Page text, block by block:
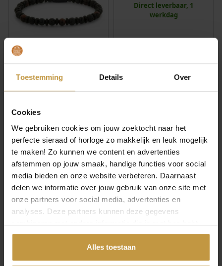
Toestemming Details Over
Cookies
We gebruiken cookies om jouw zoektocht naar het
perfecte sieraad of horloge zo makkelijk en leuk mogelijk
te maken! Zo kunnen we content en advertenties
afstemmen op jouw smaak, handige functies voor social
media bieden en onze website verbeteren. Daarnaast
delen we informatie over jouw gebruik van onze site met
onze partners voor social media, advertenties en
analyses. Deze partners kunnen deze gegevens
combineren met andere informatie die je met hen hebt
gedeeld of die ze hebben verzameld via jouw gebruik van
Alles toestaan
OPEN FILTER
REBEL AND ROSE
VARIATIONS MIX-
BLACK RR-60147-B-L
Direct leverbaar, 1
werkdag
Direct leverbaar, 1
werkdag
75,00
COEUR DE LION
OORBELLEN 4639/21-
1016 BEIGE-GOLD
Direct leverbaar, 1
werkdag
169,00
COEUR DE LION
COLLIER 4639/10-1016
BEIGE-GOLD
Direct leverbaar, 1
werkdag